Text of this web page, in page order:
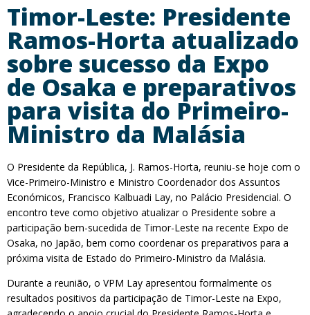
Timor-Leste: Presidente
Ramos-Horta atualizado
sobre sucesso da Expo
de Osaka e preparativos
para visita do Primeiro-
Ministro da Malásia
O Presidente da República, J. Ramos-Horta, reuniu-se hoje com o
Vice-Primeiro-Ministro e Ministro Coordenador dos Assuntos
Económicos, Francisco Kalbuadi Lay, no Palácio Presidencial. O
encontro teve como objetivo atualizar o Presidente sobre a
participação bem-sucedida de Timor-Leste na recente Expo de
Osaka, no Japão, bem como coordenar os preparativos para a
próxima visita de Estado do Primeiro-Ministro da Malásia.
Durante a reunião, o VPM Lay apresentou formalmente os
resultados positivos da participação de Timor-Leste na Expo,